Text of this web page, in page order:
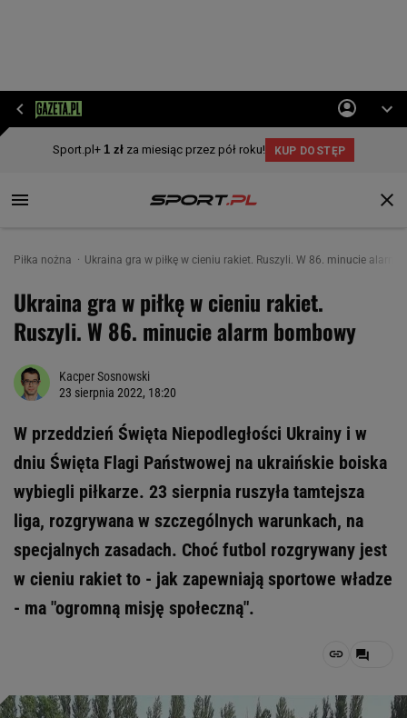
Piłka nożna Ukraina gra w piłkę w cieniu rakiet. Ruszyli. W 86. minucie alarm
Ukraina gra w piłkę w cieniu rakiet.
Ruszyli. W 86. minucie alarm bombowy
Kacper Sosnowski
23 sierpnia 2022, 18:20
W przeddzień Święta Niepodległości Ukrainy i w
dniu Święta Flagi Państwowej na ukraińskie boiska
wybiegli piłkarze. 23 sierpnia ruszyła tamtejsza
liga, rozgrywana w szczególnych warunkach, na
specjalnych zasadach. Choć futbol rozgrywany jest
w cieniu rakiet to - jak zapewniają sportowe władze
- ma "ogromną misję społeczną".